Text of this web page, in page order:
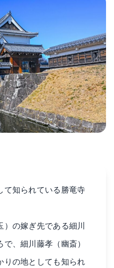
て知られている勝竜寺
の嫁ぎ先である細川
、細川藤孝（幽斎）
りの地としても知られ